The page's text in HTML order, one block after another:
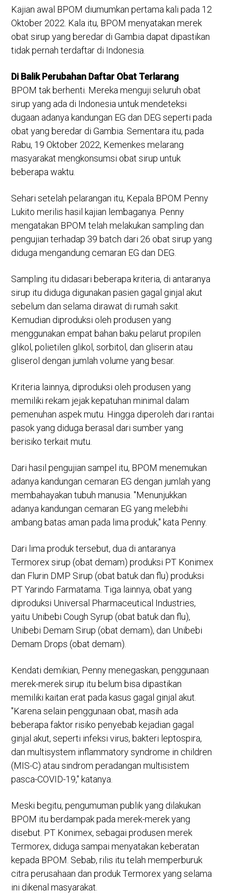
Kajian awal BPOM diumumkan pertama kali pada 12
Oktober 2022. Kala itu, BPOM menyatakan merek
obat sirup yang beredar di Gambia dapat dipastikan
tidak pernah terdaftar di Indonesia.
Di Balik Perubahan Daftar Obat Terlarang
BPOM tak berhenti. Mereka menguji seluruh obat
sirup yang ada di Indonesia untuk mendeteksi
dugaan adanya kandungan EG dan DEG seperti pada
obat yang beredar di Gambia. Sementara itu, pada
Rabu, 19 Oktober 2022, Kemenkes melarang
masyarakat mengkonsumsi obat sirup untuk
beberapa waktu.
Sehari setelah pelarangan itu, Kepala BPOM Penny
Lukito merilis hasil kajian lembaganya. Penny
mengatakan BPOM telah melakukan sampling dan
pengujian terhadap 39 batch dari 26 obat sirup yang
diduga mengandung cemaran EG dan DEG.
Sampling itu didasari beberapa kriteria, di antaranya
sirup itu diduga digunakan pasien gagal ginjal akut
sebelum dan selama dirawat di rumah sakit.
Kemudian diproduksi oleh produsen yang
menggunakan empat bahan baku pelarut propilen
glikol, polietilen glikol, sorbitol, dan gliserin atau
gliserol dengan jumlah volume yang besar.
Kriteria lainnya, diproduksi oleh produsen yang
memiliki rekam jejak kepatuhan minimal dalam
pemenuhan aspek mutu. Hingga diperoleh dari rantai
pasok yang diduga berasal dari sumber yang
berisiko terkait mutu.
Dari hasil pengujian sampel itu, BPOM menemukan
adanya kandungan cemaran EG dengan jumlah yang
membahayakan tubuh manusia. "Menunjukkan
adanya kandungan cemaran EG yang melebihi
ambang batas aman pada lima produk," kata Penny.
Dari lima produk tersebut, dua di antaranya
Termorex sirup (obat demam) produksi PT Konimex
dan Flurin DMP Sirup (obat batuk dan flu) produksi
PT Yarindo Farmatama. Tiga lainnya, obat yang
diproduksi Universal Pharmaceutical Industries,
yaitu Unibebi Cough Syrup (obat batuk dan flu),
Unibebi Demam Sirup (obat demam), dan Unibebi
Demam Drops (obat demam).
Kendati demikian, Penny menegaskan, penggunaan
merek-merek sirup itu belum bisa dipastikan
memiliki kaitan erat pada kasus gagal ginjal akut.
"Karena selain penggunaan obat, masih ada
beberapa faktor risiko penyebab kejadian gagal
ginjal akut, seperti infeksi virus, bakteri leptospira,
dan multisystem inflammatory syndrome in children
(MIS-C) atau sindrom peradangan multisistem
pasca-COVID-19," katanya.
Meski begitu, pengumuman publik yang dilakukan
BPOM itu berdampak pada merek-merek yang
disebut. PT Konimex, sebagai produsen merek
Termorex, diduga sampai menyatakan keberatan
kepada BPOM. Sebab, rilis itu telah memperburuk
citra perusahaan dan produk Termorex yang selama
ini dikenal masyarakat.